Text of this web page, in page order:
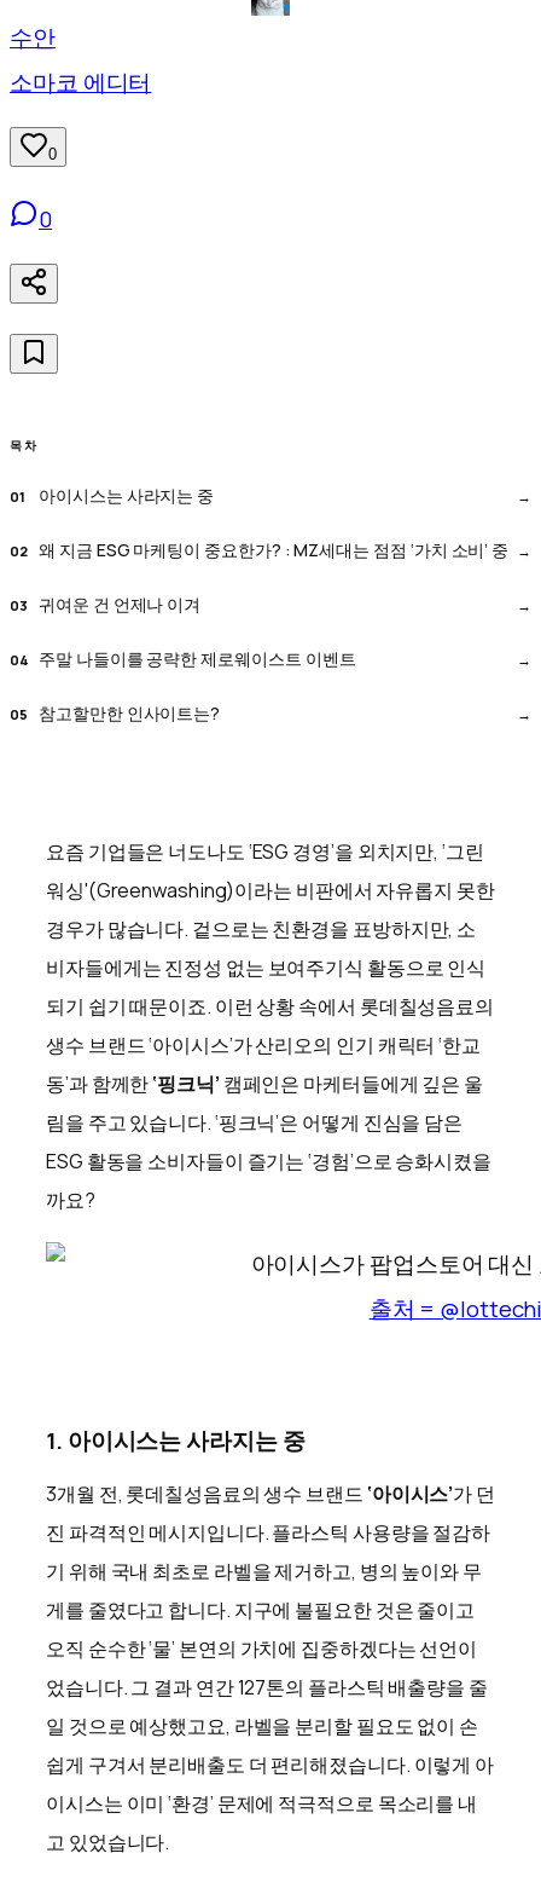
수안
소마코 에디터
0
0
목차
아이시스는 사라지는 중
왜 지금 ESG 마케팅이 중요한가? : MZ세대는 점점 ‘가치 소비’ 중
귀여운 건 언제나 이겨
주말 나들이를 공략한 제로웨이스트 이벤트
참고할만한 인사이트는?
요즘 기업들은 너도나도 ‘ESG 경영’을 외치지만, ‘그린
워싱'(Greenwashing)이라는 비판에서 자유롭지 못한
경우가 많습니다. 겉으로는 친환경을 표방하지만, 소
비자들에게는 진정성 없는 보여주기식 활동으로 인식
되기 쉽기 때문이죠. 이런 상황 속에서 롯데칠성음료의
생수 브랜드 ‘아이시스’가 산리오의 인기 캐릭터 ‘한교
동’과 함께한‘핑크닉’ 캠페인은 마케터들에게 깊은 울
림을 주고 있습니다. ‘핑크닉’은 어떻게 진심을 담은
ESG 활동을 소비자들이 즐기는 ‘경험’으로 승화시켰을
까요?
출처 = @
1. 아이시스는 사라지는 중
3개월 전, 롯데칠성음료의 생수 브랜드 ‘아이시스’가 던
진 파격적인 메시지입니다. 플라스틱 사용량을 절감하
기 위해 국내 최초로 라벨을 제거하고, 병의 높이와 무
게를 줄였다고 합니다. 지구에 불필요한 것은 줄이고
오직 순수한 ‘물’ 본연의 가치에 집중하겠다는 선언이
었습니다. 그 결과 연간 127톤의 플라스틱 배출량을 줄
일 것으로 예상했고요, 라벨을 분리할 필요도 없이 손
쉽게 구겨서 분리배출도 더 편리해졌습니다. 이렇게 아
이시스는 이미 ‘환경’ 문제에 적극적으로 목소리를 내
고 있었습니다.